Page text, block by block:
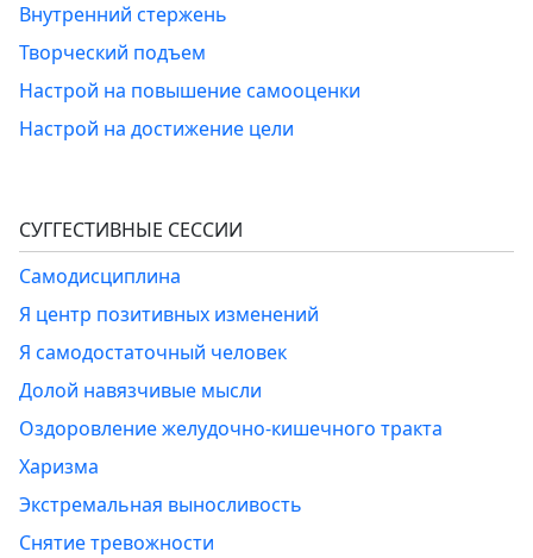
Внутренний стержень
Творческий подъем
Настрой на повышение самооценки
Настрой на достижение цели
СУГГЕСТИВНЫЕ СЕССИИ
Самодисциплина
Я центр позитивных изменений
Я самодостаточный человек
Долой навязчивые мысли
Оздоровление желудочно-кишечного тракта
Харизма
Экстремальная выносливость
Снятие тревожности